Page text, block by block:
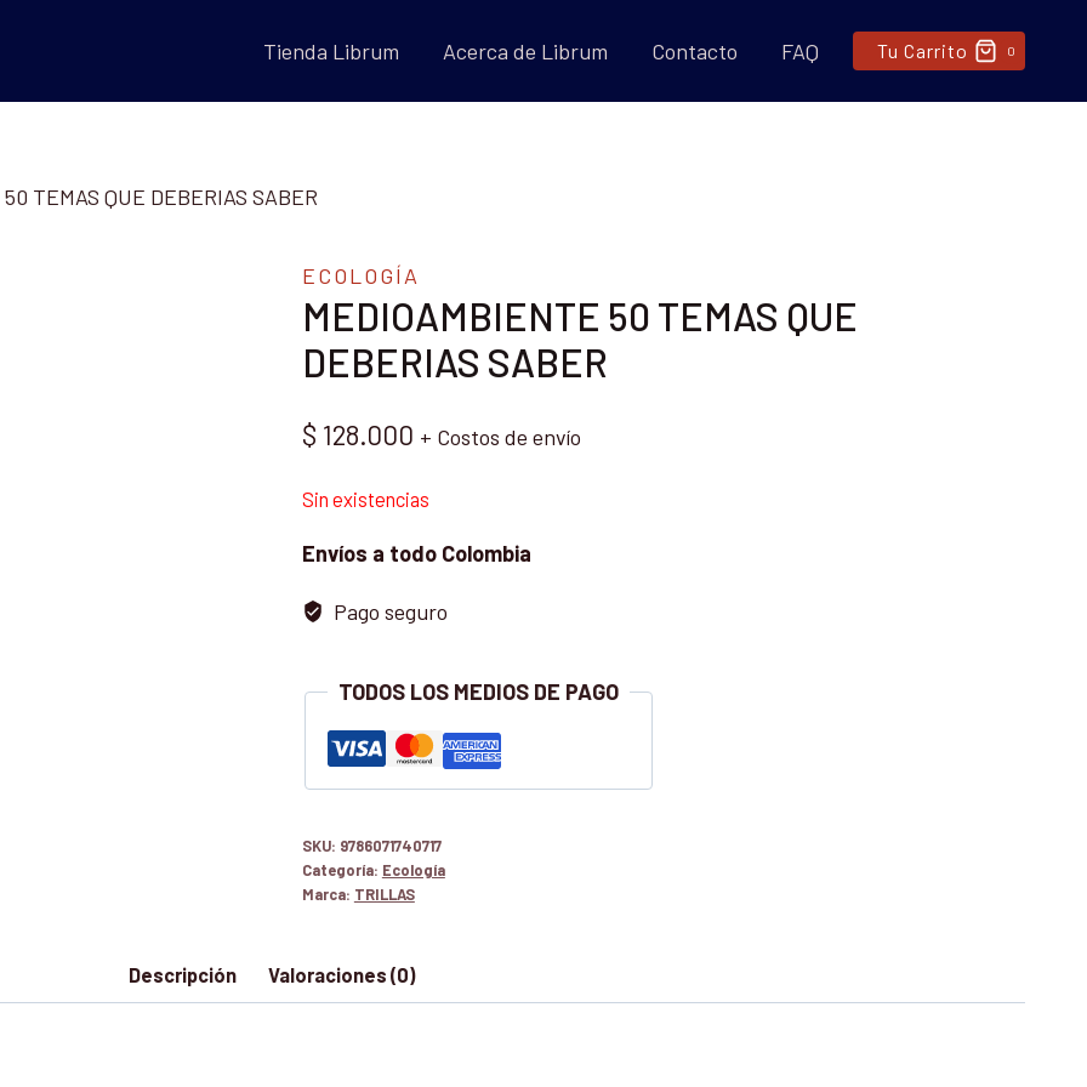
Tienda Librum Acerca de Librum Contacto FAQ Tu Carrito 0
TEMAS QUE DEBERIAS SABER
ECOLOGÍA
MEDIOAMBIENTE 50 TEMAS QUE
DEBERIAS SABER
$ 128.000 + Costos de envío
Sin existencias
Envíos a todo Colombia
Pago seguro
TODOS LOS MEDIOS DE PAGO
SKU: 9786071740717
Categoría: Ecología
Marca: TRILLAS
Descripción Valoraciones (0)